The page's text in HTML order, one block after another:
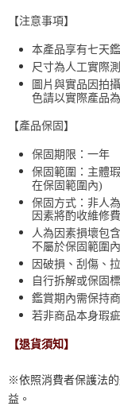
【注意事項】
本產品享有七天
尺寸為人工實際
圖片與實品因拍
色請以實際產品
【產品保固】
保固期限：一年
保固範圍：主體
在保固範圍內)
保固方式：非人
因素將酌收維修
人為因素損壞包
不屬於保固範圍內
因破損、刮傷、
自行拆解或保固
鑑賞期內需保持
若非商品本身瑕
【退貨須知】
※依照消費者保護法
益。